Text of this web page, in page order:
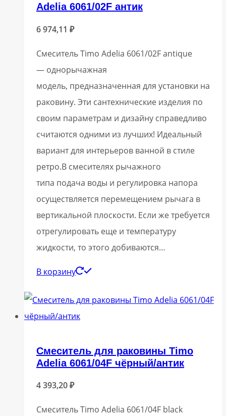
Adelia 6061/02F антик
6 974,11 ₽
Смеситель Timo Adelia 6061/02F antique
— однорычажная
модель, предназначенная для установки на
раковину. Эти сантехнические изделия по
своим параметрам и дизайну справедливо
считаются одними из лучших! Идеальный
вариант для интерьеров ванной в стиле
ретро.В смесителях рычажного
типа подача воды и регулировка напора
осуществляется перемещением рычага в
вертикальной плоскости. Если же требуется
отрегулировать еще и температуру
жидкости, то этого добиваются…
В корзину
Смеситель для раковины Timo
Adelia 6061/04F чёрный/антик
4 393,20₽
Смеситель Timo Adelia 6061/04F black